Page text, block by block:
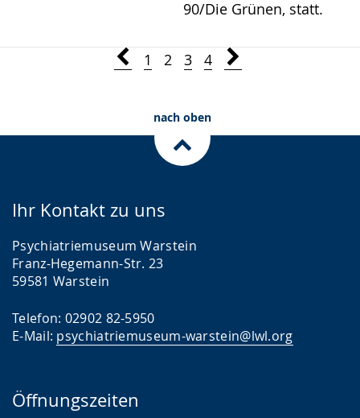
90/Die Grünen, statt.
1 2 3 4
nach oben
Ihr Kontakt zu uns
Psychiatriemuseum Warstein
Franz-Hegemann-Str. 23
59581 Warstein
Telefon: 02902 82-5950
E-Mail: psychiatriemuseum-warstein@lwl.org
Öffnungszeiten